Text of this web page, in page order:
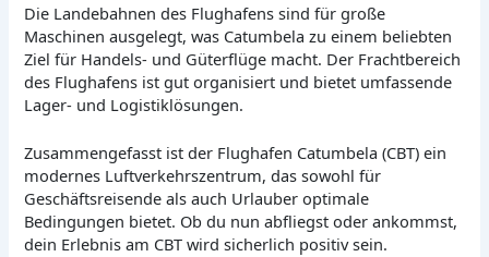
Die Landebahnen des Flughafens sind für große
Maschinen ausgelegt, was Catumbela zu einem beliebten
Ziel für Handels- und Güterflüge macht. Der Frachtbereich
des Flughafens ist gut organisiert und bietet umfassende
Lager- und Logistiklösungen.
Zusammengefasst ist der Flughafen Catumbela (CBT) ein
modernes Luftverkehrszentrum, das sowohl für
Geschäftsreisende als auch Urlauber optimale
Bedingungen bietet. Ob du nun abfliegst oder ankommst,
dein Erlebnis am CBT wird sicherlich positiv sein.